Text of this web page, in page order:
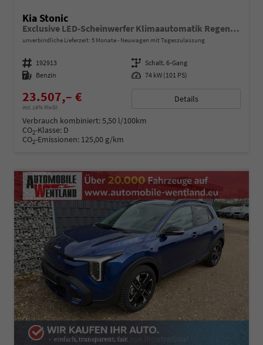
Kia Stonic
Exclusive LED-Scheinwerfer Klimaautomatik Regensensor Sitzheizung Kamera PDC v+h
unverbindliche Lieferzeit: 5 Monate Neuwagen mit Tageszulassung
Fahrzeugnummer 192913 Getriebe Schalt. 6-Gang
Kraftstoff Benzin Leistung 74 kW (101 PS)
23.507,– €
incl. 19% MwSt.
Details
Verbrauch kombiniert:5,50 l/100km
CO2-Klasse: D
CO2-Emissionen: 125,00 g/km